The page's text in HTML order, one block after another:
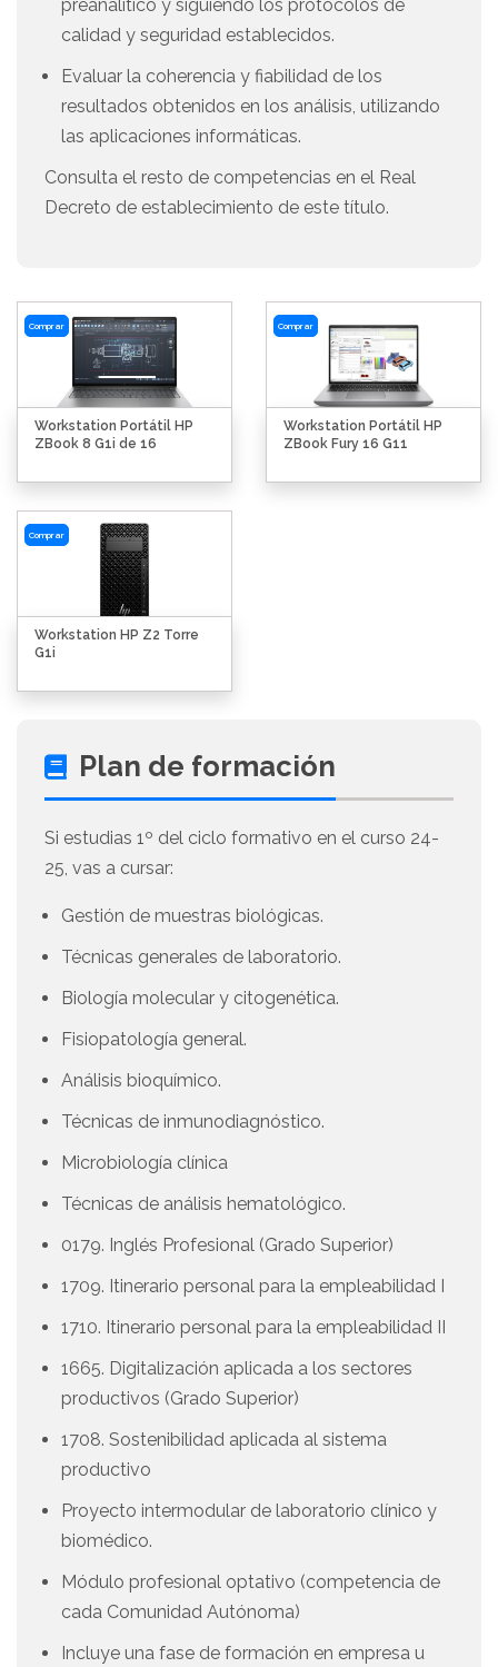
preanalítico y siguiendo los protocolos de
calidad y seguridad establecidos.
Evaluar la coherencia y fiabilidad de los
resultados obtenidos en los análisis, utilizando
las aplicaciones informáticas.
Consulta el resto de competencias en el Real
Decreto de establecimiento de este título.
Comprar
Workstation Portátil HP
ZBook 8 G1i de 16
Comprar
Workstation Portátil HP
ZBook Fury 16 G11
Comprar
Workstation HP Z2 Torre
G1i
Plan de formación
Si estudias 1º del ciclo formativo en el curso 24-
25, vas a cursar:
Gestión de muestras biológicas.
Técnicas generales de laboratorio.
Biología molecular y citogenética.
Fisiopatología general.
Análisis bioquímico.
Técnicas de inmunodiagnóstico.
Microbiología clínica
Técnicas de análisis hematológico.
0179. Inglés Profesional (Grado Superior)
1709. Itinerario personal para la empleabilidad I
1710. Itinerario personal para la empleabilidad II
1665. Digitalización aplicada a los sectores
productivos (Grado Superior)
1708. Sostenibilidad aplicada al sistema
productivo
Proyecto intermodular de laboratorio clínico y
biomédico.
Módulo profesional optativo (competencia de
cada Comunidad Autónoma)
Incluye una fase de formación en empresa u